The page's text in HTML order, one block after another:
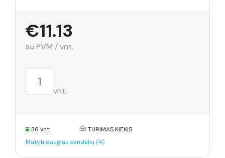
€11.13
su PVM / vnt.
vnt.
36 vnt.
TURIMAS KIEKIS
Matyti daugiau sandėlių (4)